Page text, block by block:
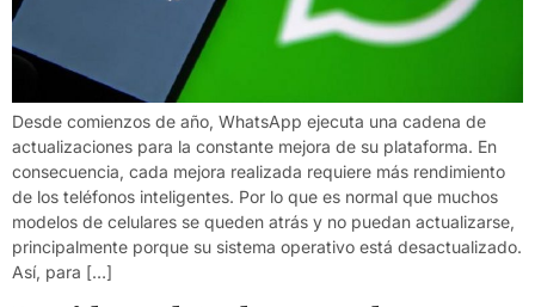
Desde comienzos de año, WhatsApp ejecuta una cadena de
actualizaciones para la constante mejora de su plataforma. En
consecuencia, cada mejora realizada requiere más rendimiento
de los teléfonos inteligentes. Por lo que es normal que muchos
modelos de celulares se queden atrás y no puedan actualizarse,
principalmente porque su sistema operativo está desactualizado.
Así, para […]